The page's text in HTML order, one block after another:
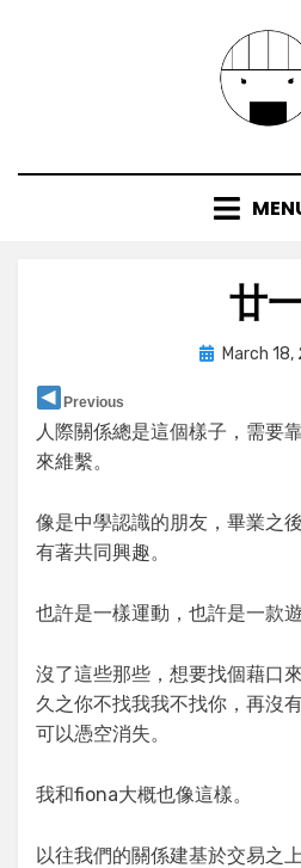
廿
byuser
PostedMarch 18,
Previous
人際關係總是這個樣子，需要
來維繫。
像是中學認識的朋友，畢業之
有著共同興趣。
也許是一樣運動，也許是一款
沒了這些那些，想要找個藉口
久之你不找我我不找你，再沒
可以憑空消失。
我和fiona大概也像這樣。
以往我們的關係建基於交易之